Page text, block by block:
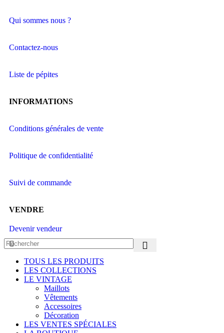
Qui sommes nous ?
Contactez-nous
Liste de pépites
INFORMATIONS
Conditions générales de vente
Politique de confidentialité
Suivi de commande
VENDRE
Devenir vendeur
TOUS LES PRODUITS
LES COLLECTIONS
LE VINTAGE
Maillots
Vêtements
Accessoires
Décoration
LES VENTES SPÉCIALES